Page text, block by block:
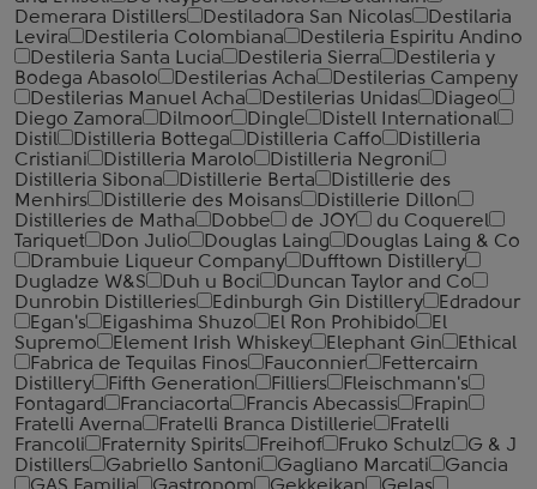
Demerara Distillers
Destiladora San Nicolas
Destilaria
Levira
Destileria Colombiana
Destileria Espiritu Andino
Destileria Santa Lucia
Destileria Sierra
Destileria y
Bodega Abasolo
Destilerias Acha
Destilerias Campeny
Destilerias Manuel Acha
Destilerias Unidas
Diageo
Diego Zamora
Dilmoor Dingle
Distell International
Distil
Distilleria Bottega Distilleria Caffo
Distilleria
Cristiani
Distilleria Marolo
Distilleria Negroni
Distilleria Sibona
Distillerie Berta
Distillerie des
Menhirs
Distillerie des Moisans
Distillerie Dillon
Distilleries de Matha
Dobbe de JOY
du Coquerel
Tariquet
Don Julio Douglas Laing
Douglas Laing & Co
Drambuie Liqueur Company
Dufftown Distillery
Dugladze W&S
Duh u Boci
Duncan Taylor and Co
Dunrobin Distilleries
Edinburgh Gin Distillery
Edradour
Egan's
Eigashima Shuzo El Ron Prohibido
El
Supremo
Element Irish Whiskey Elephant Gin
Ethical
Fabrica de Tequilas Finos
Fauconnier
Fettercairn
Distillery
Fifth Generation Filliers
Fleischmann's
Fontagard
Franciacorta Francis Abecassis
Frapin
Fratelli Averna
Fratelli Branca Distillerie
Fratelli
‎Francoli
Fraternity Spirits Freihof Fruko Schulz
G & J
Distillers
Gabriello Santoni Gagliano Marcati
Gancia